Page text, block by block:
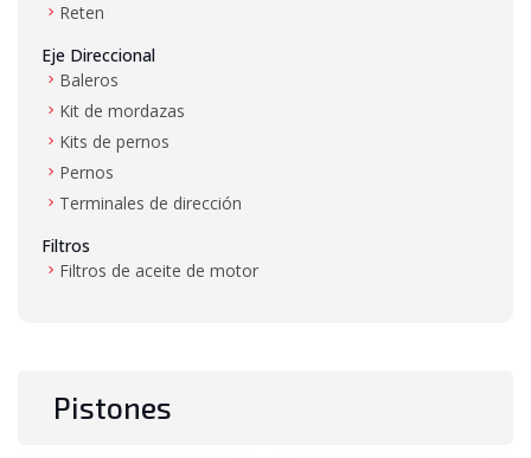
Reten
Eje Direccional
Baleros
Kit de mordazas
Kits de pernos
Pernos
Terminales de dirección
Filtros
Filtros de aceite de motor
Filtros de transmisión
Pistones